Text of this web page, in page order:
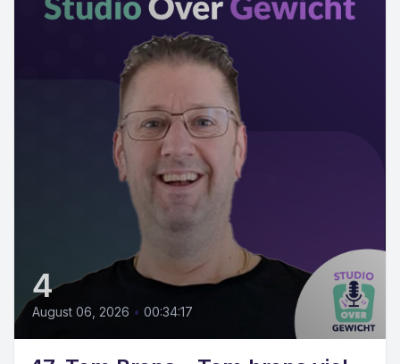
4
August 06, 2026 • 00:34:17